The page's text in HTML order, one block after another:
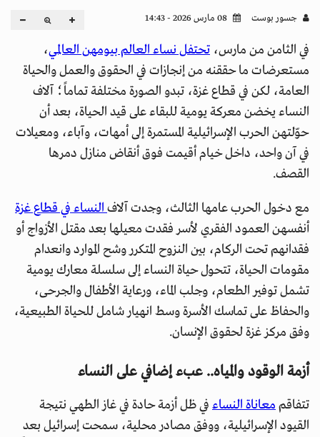
جسور بوست
في الثامن من مارس، تحتفل نساء العالم بيومهن العالمي،
مستعرضات ما حققنه من إنجازات في الحقوق والعمل والحياة
العامة، لكن في قطاع غزة، تبدو الصورة مختلفة تماماً؛ آلاف
النساء يخضن معركة يومية للبقاء على قيد الحياة، بعد أن
حوّلتهن الحرب الإسرائيلية المستمرة إلى أمهات، وآباء، ومعيلات
في آن واحد، داخل خيام أقيمت فوق أنقاض منازل دمرها
القصف.
مع دخول الحرب عامها الثالث، وجدت آلاف النساء في قطاع غزة
أنفسهن العمود الفقري لأسر فقدت معيلها بعد مقتل الأزواج أو
فقدانهم تحت الركام، بين النزوح المتكرر وشح الموارد وانعدام
مقومات الحياة، تتحول حياة النساء إلى سلسلة معارك يومية
تشمل توفير الطعام، وجلب الماء، ورعاية الأطفال والجرحى،
والحفاظ على تماسك الأسرة وسط انهيار شامل للحياة الطبيعية،
وفق مركز غزة لحقوق الإنسان.
أزمة الوقود والمياه.. عبء إضافي على النساء
تتفاقم معاناة النساء في ظل أزمة حادة في غاز الطهي نتيجة
القيود الإسرائيلية، ووفق مصادر محلية، سمحت إسرائيل بعد